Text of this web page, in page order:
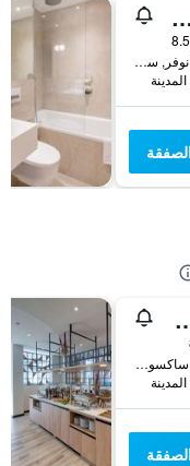
آم إنتنفانغ هانوفر
Eichsfelder Str. 4, هانوفر, ساكسونيا السفلى, ألمانيا
جارني
Hischestr. 4, هانوفر, ساكسونيا السفلى, ألمانيا